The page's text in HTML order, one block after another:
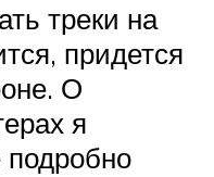
треки на
придется
О
я